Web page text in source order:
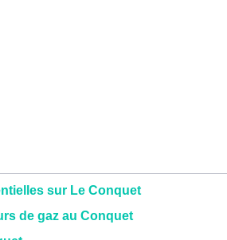
sur Le Conquet
de gaz au Conquet